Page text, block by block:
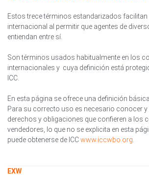
Estos trece términos estandarizados
internacional al permitir que agentes de
entiendan entre sí.
Son términos usados habitualmente en los
internacionales y cuya definición está
ICC.
En esta página se ofrece una definición
Para su correcto uso es necesario conocer
derechos y obligaciones que confieren a los
vendedores, lo que no se explicita en esta
puede obtenerse de ICCwww.iccwbo.org
EXW